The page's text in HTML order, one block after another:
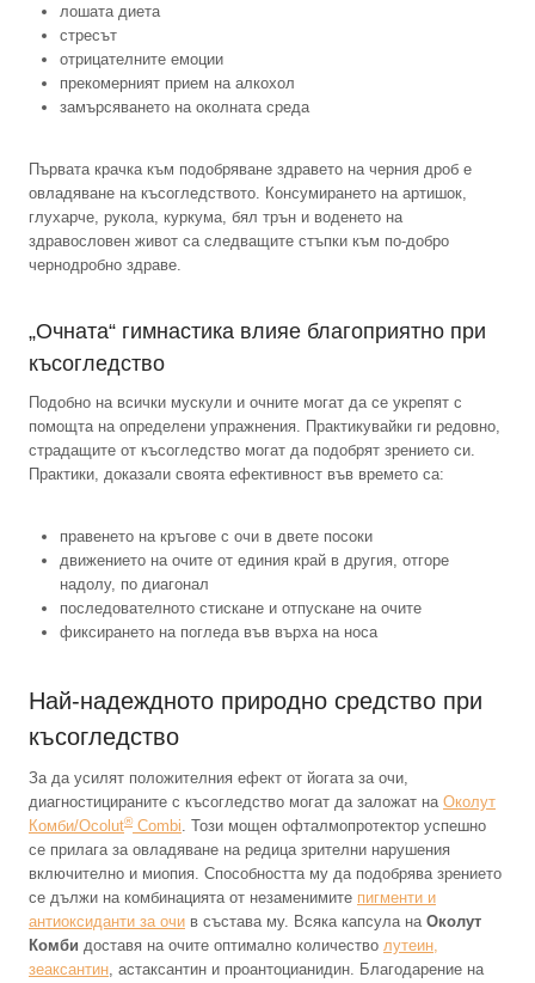
лошата диета
стресът
отрицателните емоции
прекомерният прием на алкохол
замърсяването на околната среда
Първата крачка към подобряване здравето на черния дроб е
овладяване на късогледството. Консумирането на артишок,
глухарче, рукола, куркума, бял трън и воденето на
здравословен живот са следващите стъпки към по-добро
чернодробно здраве.
„Очната“ гимнастика влияе благоприятно при
късогледство
Подобно на всички мускули и очните могат да се укрепят с
помощта на определени упражнения. Практикувайки ги редовно,
страдащите от късогледство могат да подобрят зрението си.
Практики, доказали своята ефективност във времето са:
правенето на кръгове с очи в двете посоки
движението на очите от единия край в другия, отгоре
надолу, по диагонал
последователното стискане и отпускане на очите
фиксирането на погледа във върха на носа
Най-надеждното природно средство при
късогледство
За да усилят положителния ефект от йогата за очи,
диагностицираните с късогледство могат да заложат на Околут
Комби/Ocolut®Combi . Този мощен офталмопротектор успешно
се прилага за овладяване на редица зрителни нарушения
включително и миопия. Способността му да подобрява зрението
се дължи на комбинацията от незаменимите пигменти и
антиоксиданти за очи в състава му. Всяка капсула на Околут
Комби доставя на очите оптимално количество лутеин,
зеаксантин , астаксантин и проантоцианидин. Благодарение на